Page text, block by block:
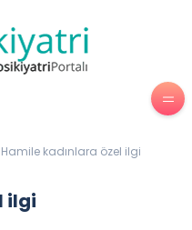
Hamile kadınlara özel ilgi
ilgi